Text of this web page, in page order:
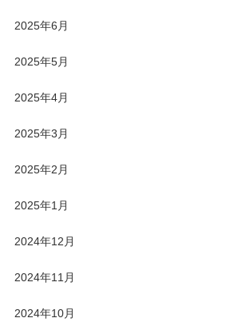
2025年6月
2025年5月
2025年4月
2025年3月
2025年2月
2025年1月
2024年12月
2024年11月
2024年10月